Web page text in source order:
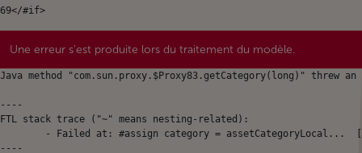
69</#if>
Une erreur s'est produite lors du traitement du modèle.
Java method "com.sun.proxy.$Proxy83.getCategory(long)" threw
----
FTL stack trace ("~" means nesting-related):
----